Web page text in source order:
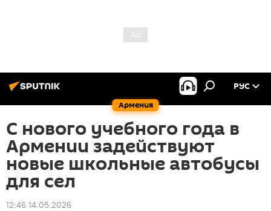
Армения
РУС
С нового учебного года в
Армении задействуют
новые школьные автобусы
для сел
12:46 14.05.2026